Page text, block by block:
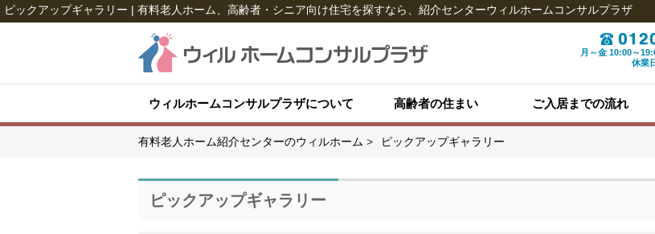
ピックアップギャラリー | 有料老人ホーム、高齢者・シニア向け住宅を探すなら、紹介センターウィルホームコンサルプラザ
月～金 10:00～
休業
ウィルホームコンサルプラザについて 高齢者の住まい ご入居までの流れ
有料老人ホーム紹介センターのウィルホーム ピックアップギャラリー
ピックアップギャラリー